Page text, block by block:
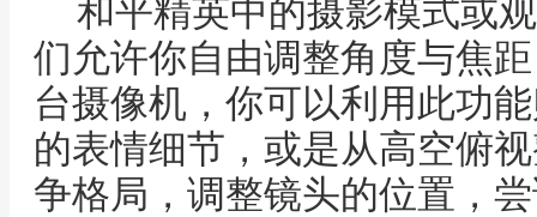
和平精英中的摄影模式或
们允许你自由调整角度与焦
台摄像机，你可以利用此功
的表情细节，或是从高空俯
争格局，调整镜头的位置，